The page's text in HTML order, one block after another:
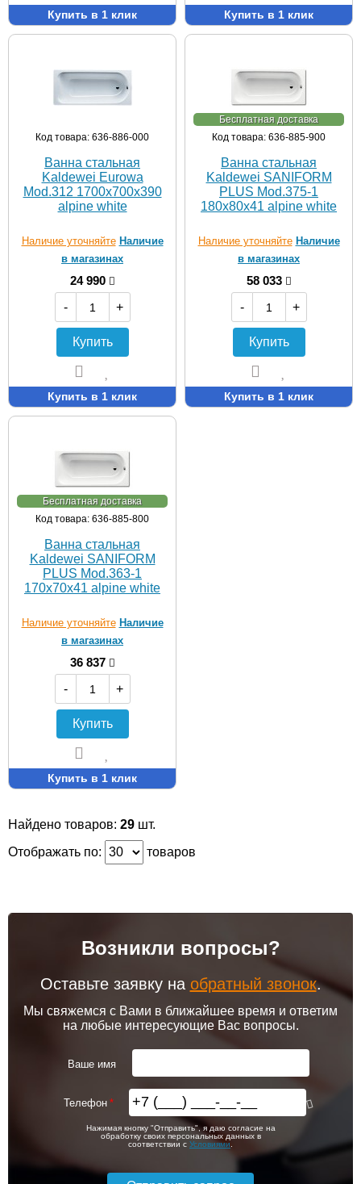
Купить в 1 клик Купить в 1 клик
Код товара: 636-886-000
Ванна стальная
Kaldewei Eurowa
Mod.312 1700х700х390
alpine white
Наличие уточняйте Наличие
в магазинах
24 990
-
+
Купить
Купить в 1 клик
Бесплатная доставка
Код товара: 636-885-900
Ванна стальная
Kaldewei SANIFORM
PLUS Mod.375-1
180х80х41 alpine white
Наличие уточняйте Наличие
в магазинах
58 033
-
+
Купить
Купить в 1 клик
Бесплатная доставка
Код товара: 636-885-800
Ванна стальная
Kaldewei SANIFORM
PLUS Mod.363-1
170х70х41 alpine white
Наличие уточняйте Наличие
в магазинах
36 837
-
+
Купить
Купить в 1 клик
Найдено товаров: 29 шт.
Отображать по:
товаров
Возникли вопросы?
Оставьте заявку на обратный звонок.
Мы свяжемся с Вами в ближайшее время и ответим
на любые интересующие Вас вопросы.
Ваше имя
Телефон
Нажимая кнопку "Отправить", я даю согласие на
обработку своих персональных данных в
соответствии с Условиями